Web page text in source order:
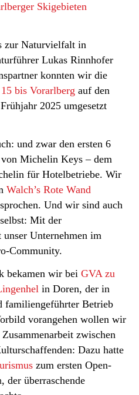
Skigebieten
zur Naturvielfalt in
Lukas Rinnhofer
konnten wir die
bis Vorarlberg auf den
2025 umgesetzt
und zwar den ersten 6
Michelin Keys – dem
für Hotelbetriebe. Wir
Walch’s Rote Wand
Und wir sind auch
Mit der
unser Unternehmen im
Community.
bekamen wir bei GVA zu
in Doren, der in
familiengeführter Betrieb
vorangehen wollen wir
zwischen
Dazu hatte
zum ersten Open-
der überraschende